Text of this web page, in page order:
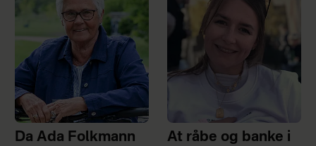
Da Ada Folkmann
At råbe og banke i